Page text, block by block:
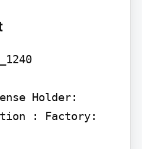
Holder:
: Factory: